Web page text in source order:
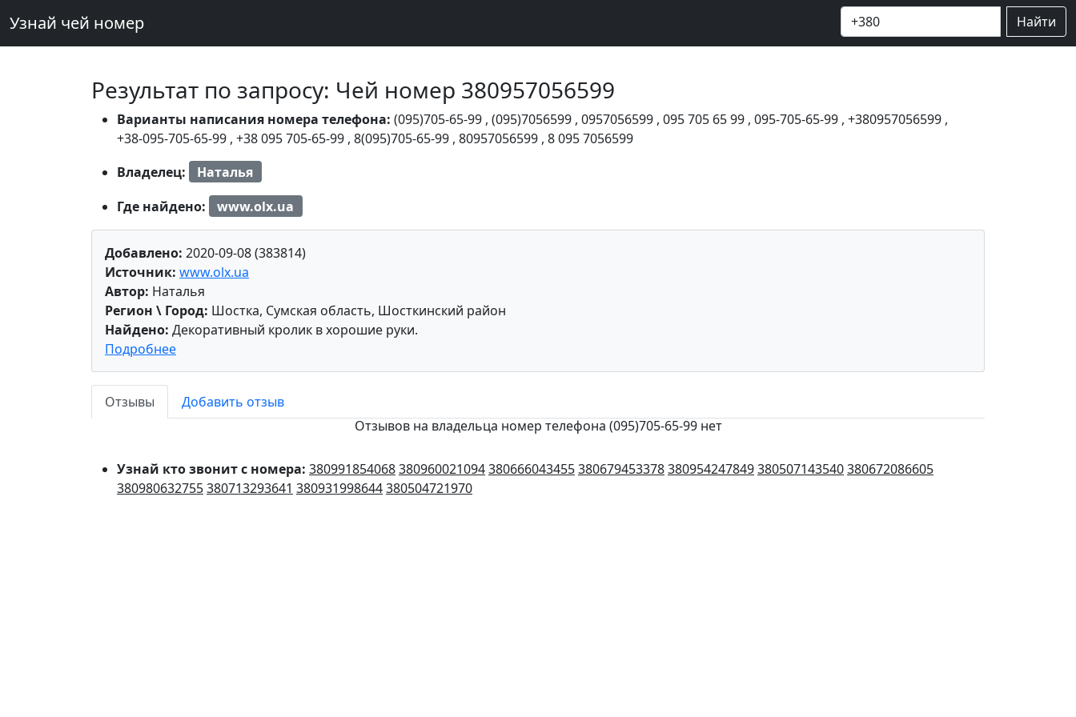
Узнай чей номер Найти
Результат по запросу: Чей номер 380957056599
Варианты написания номера телефона: (095)705-65-99 , (095)7056599 , 0957056599 , 095 705 65 99 , 095-705-65-99 , +380957056599 ,
+38-095-705-65-99 , +38 095 705-65-99 , 8(095)705-65-99 , 80957056599 , 8 095 7056599
Владелец:
Наталья
Где найдено:
www.olx.ua
Добавлено: 2020-09-08 (383814)
Источник: www.olx.ua
Автор: Наталья
Регион \ Город: Шостка, Сумская область, Шосткинский район
Найдено: Декоративный кролик в хорошие руки.
Подробнее
Отзывы
Добавить отзыв
Отзывов на владельца номер телефона (095)705-65-99 нет
Узнай кто звонит с номера: 380991854068380960021094380666043455380679453378380954247849380507143540380672086605
380980632755380713293641 380931998644380504721970